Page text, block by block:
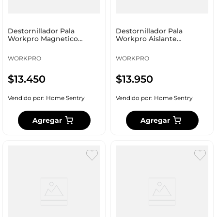
Destornillador Pala
Workpro Magnetico
WORKPRO
$13.450
Vendido por: Home Sentry
Agregar
Destornillador Pala
Workpro Aislante
WORKPRO
$13.950
Vendido por: Home Sentry
Agregar